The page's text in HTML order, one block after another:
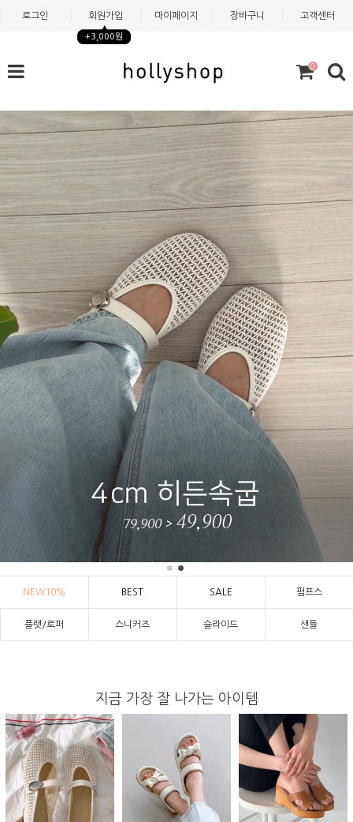
로그인 회원가입
+3,000원
마이페이지 장바구니 고객센터
0
NEW10% BEST SALE 펌프스
플랫/로퍼 스니커즈 슬라이드 샌들
지금 가장 잘 나가는 아이템